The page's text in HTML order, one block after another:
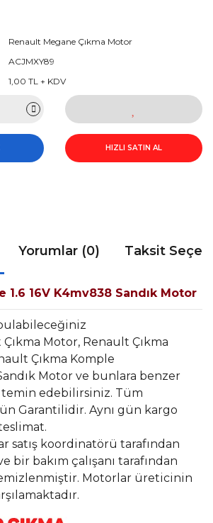
Renault Megane Çıkma Motor
ACJMXY89
1,00 TL + KDV
HIZLI SATIN AL
Yorumlar (0) Taksit
1.6 16V K4mv838 Sandık Motor
Motor, Renault Çıkma
Çıkma Komple
Motor ve bunlara benzer
edebilirsiniz. Tüm
Garantilidir. Aynı gün kargo
satış koordinatörü tarafından
bir bakım çalışanı tarafından
Motorlar üreticinin